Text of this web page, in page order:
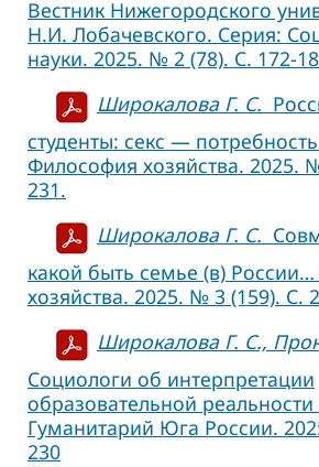
Вестник Нижегородского
Н.И. Лобачевского. Серия:
науки. 2025. № 2 (78). С. 172-
Широкалова Г. С.
студенты: секс —
Философия хозяйства. 2025.
231.
Широкалова Г. С.
какой быть семье (в)
хозяйства. 2025. № 3 (159). С.
Широкалова Г. С.,
Социологи об интерпретации
образовательной
Гуманитарий Юга России.
230